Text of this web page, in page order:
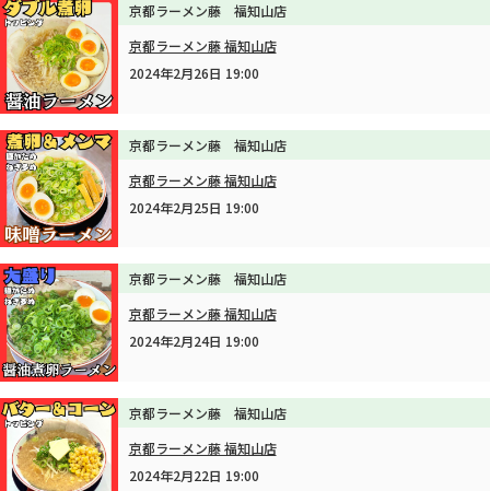
京都ラーメン藤 福知山店
京都ラーメン藤 福知山店
2024年2月26日 19:00
京都ラーメン藤 福知山店
京都ラーメン藤 福知山店
2024年2月25日 19:00
京都ラーメン藤 福知山店
京都ラーメン藤 福知山店
2024年2月24日 19:00
京都ラーメン藤 福知山店
京都ラーメン藤 福知山店
2024年2月22日 19:00